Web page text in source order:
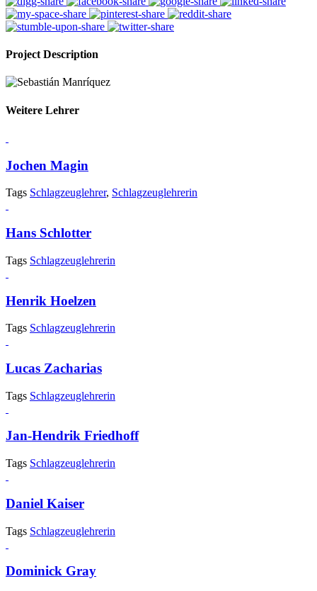
Project Description
Weitere Lehrer
Jochen Magin
Tags Schlagzeuglehrer, Schlagzeuglehrerin
Hans Schlotter
Tags Schlagzeuglehrerin
Henrik Hoelzen
Tags Schlagzeuglehrerin
Lucas Zacharias
Tags Schlagzeuglehrerin
Jan-Hendrik Friedhoff
Tags Schlagzeuglehrerin
Daniel Kaiser
Tags Schlagzeuglehrerin
Dominick Gray